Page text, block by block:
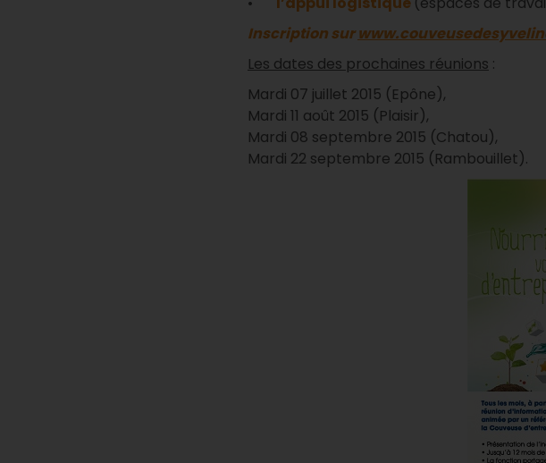
Inscription sur
Les dates des prochaines réunions :
Mardi 07 juillet 2015 (Epône),
Mardi 11 août 2015 (Plaisir),
Mardi 08 septembre 2015 (Chatou),
Mardi 22 septembre 2015 (Rambouillet).